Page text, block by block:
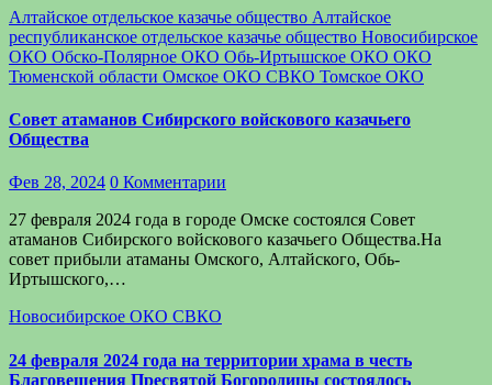
Алтайское отдельское казачье общество Алтайское
республиканское отдельское казачье общество Новосибирское
ОКО Обско-Полярное ОКО Обь-Иртышское ОКО ОКО
Тюменской области Омское ОКО СВКО Томское ОКО
Совет атаманов Сибирского войскового казачьего
Общества
Фев 28, 2024 0 Комментарии
27 февраля 2024 года в городе Омске состоялся Совет
атаманов Сибирского войскового казачьего Общества.На
совет прибыли атаманы Омского, Алтайского, Обь-
Иртышского,…
Новосибирское ОКО СВКО
24 февраля 2024 года на территории храма в честь
Благовещения Пресвятой Богородицы состоялось